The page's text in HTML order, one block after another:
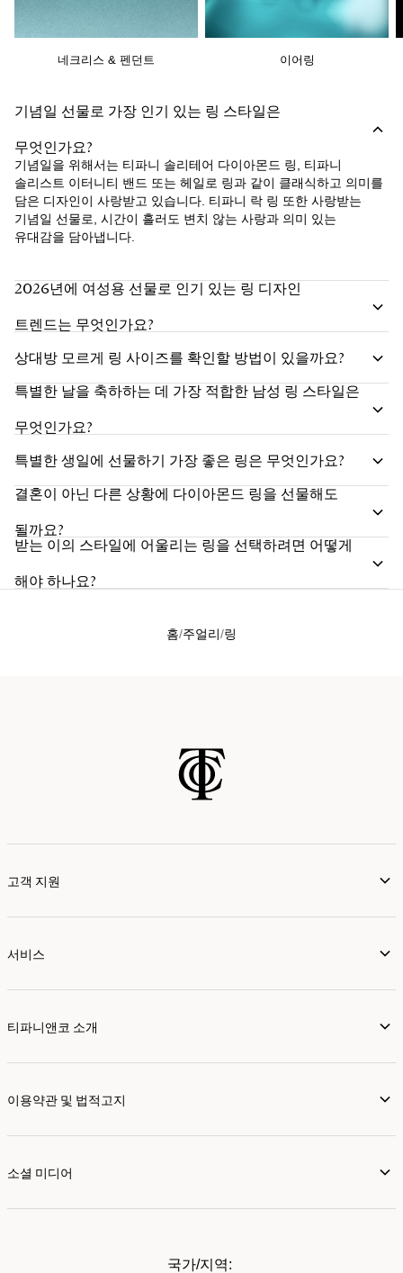
네크리스 & 펜던트 이어링
기념일 선물로 가장 인기 있는 링 스타일은
무엇인가요?
기념일을 위해서는 티파니 솔리테어 다이아몬드 링, 티파니
솔리스트 이터니티 밴드 또는 헤일로 링과 같이 클래식하고 의미를
담은 디자인이 사랑받고 있습니다. 티파니 락 링 또한 사랑받는
기념일 선물로, 시간이 흘러도 변치 않는 사랑과 의미 있는
유대감을 담아냅니다.
2026년에 여성용 선물로 인기 있는 링 디자인
트렌드는 무엇인가요?
상대방 모르게 링 사이즈를 확인할 방법이 있을까요?
특별한 날을 축하하는 데 가장 적합한 남성 링 스타일은
무엇인가요?
특별한 생일에 선물하기 가장 좋은 링은 무엇인가요?
결혼이 아닌 다른 상황에 다이아몬드 링을 선물해도
될까요?
받는 이의 스타일에 어울리는 링을 선택하려면 어떻게
해야 하나요?
홈 주얼리 링
고객 지원
서비스
티파니앤코 소개
이용약관 및 법적고지
소셜 미디어
국가/지역: